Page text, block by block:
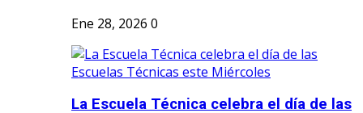
Ene 28, 2026 0
La Escuela Técnica celebra el día de las